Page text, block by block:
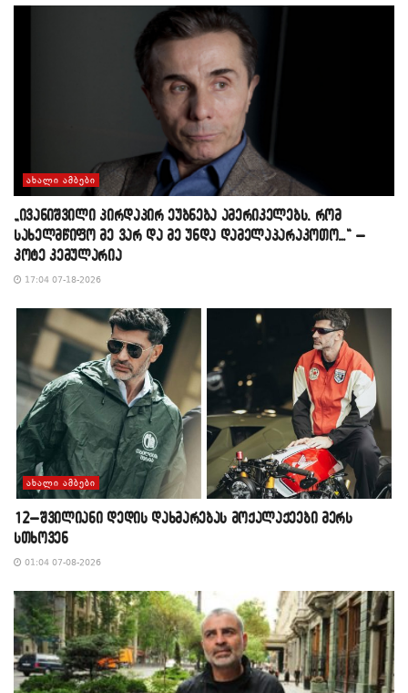
ᲐᲮᲐᲚᲘ ᲐᲛᲑᲔᲑᲘ
„ივანიშვილი პირდაპირ ეუბნება ამერიკელებს, რომ
სახელმწიფო მე ვარ და მე უნდა დამელაპარაკოთო…“ –
კოტე კემულარია
17:04 07-18-2026
ᲐᲮᲐᲚᲘ ᲐᲛᲑᲔᲑᲘ
12–შვილიანი დედის დახმარებას მოქალაქეები მერს
სთხოვენ
01:04 07-08-2026